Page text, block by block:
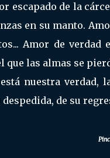
escapado de la
en su manto.
Amor de
que las almas se
nuestra verdad,
de su